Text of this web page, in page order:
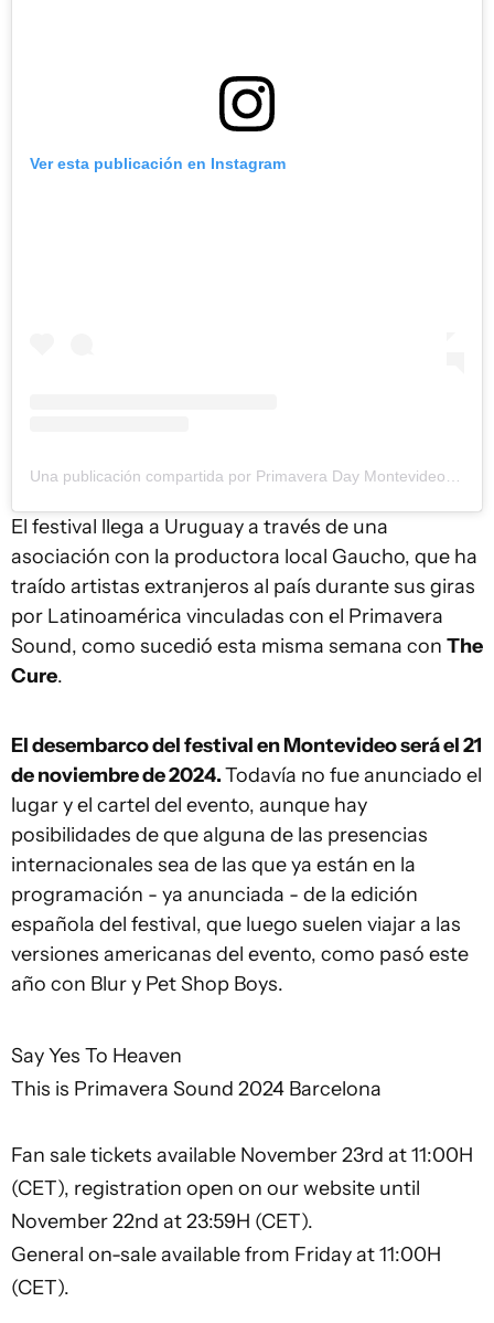
Ver esta publicación en Instagram
Una publicación compartida por Primavera Day Montevideo (@primaverasoundmontevideo)
El festival llega a Uruguay a través de una
asociación con la productora local Gaucho, que ha
traído artistas extranjeros al país durante sus giras
por Latinoamérica vinculadas con el Primavera
Sound, como sucedió esta misma semana con The
Cure.
El desembarco del festival en Montevideo será el 21
de noviembre de 2024.Todavía no fue anunciado el
lugar y el cartel del evento, aunque hay
posibilidades de que alguna de las presencias
internacionales sea de las que ya están en la
programación - ya anunciada - de la edición
española del festival, que luego suelen viajar a las
versiones americanas del evento, como pasó este
año con Blur y Pet Shop Boys.
Say Yes To Heaven
This is Primavera Sound 2024 Barcelona
Fan sale tickets available November 23rd at 11:00H
(CET), registration open on our website until
November 22nd at 23:59H (CET).
General on-sale available from Friday at 11:00H
(CET).